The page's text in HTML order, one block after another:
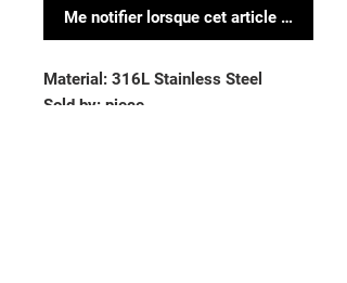
Me notifier lorsque cet article est
Material: 316L Stainless Steel
Sold by: piece